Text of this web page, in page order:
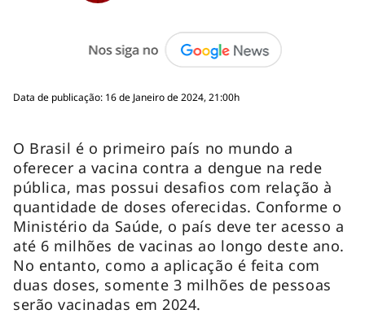
Data de publicação: 16 de Janeiro de 2024, 21:00h
O Brasil é o primeiro país no mundo a
oferecer a vacina contra a dengue na rede
pública, mas possui desafios com relação à
quantidade de doses oferecidas. Conforme o
Ministério da Saúde, o país deve ter acesso a
até 6 milhões de vacinas ao longo deste ano.
No entanto, como a aplicação é feita com
duas doses, somente 3 milhões de pessoas
serão vacinadas em 2024.